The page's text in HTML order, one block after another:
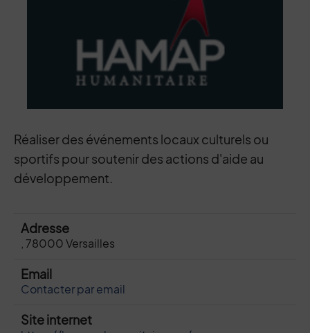
Réaliser des événements locaux culturels ou
sportifs pour soutenir des actions d'aide au
développement.
Adresse
, 78000 Versailles
Email
Contacter par email
Site internet